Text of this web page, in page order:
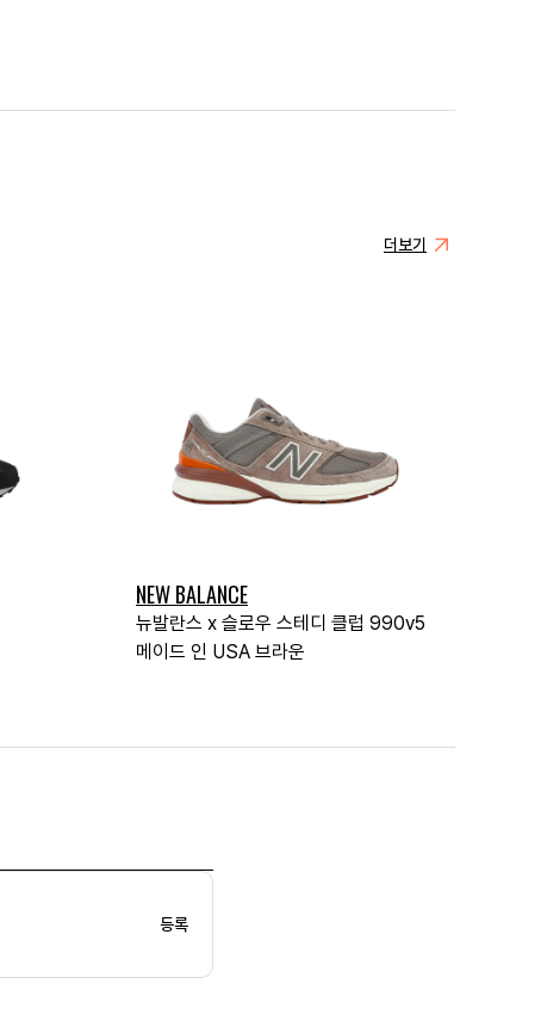
더보기
NEW BALANCE
뉴발란스 x 슬로우 스테디 클럽 990v5
메이드 인 USA 브라운
등록